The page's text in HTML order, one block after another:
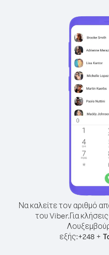
Να καλείτε τον αριθμό
του Viber.Για
εξής:+248 +